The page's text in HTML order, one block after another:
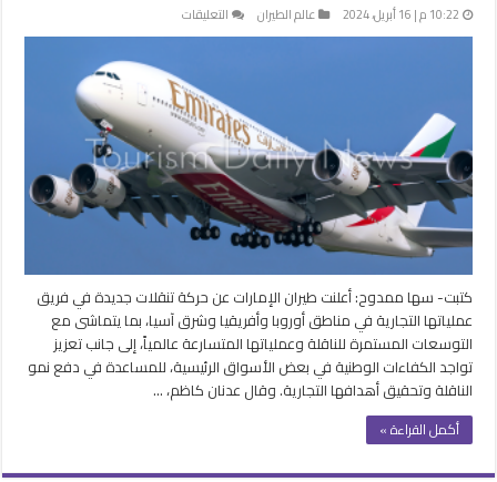
10:22 م | 16 أبريل، 2024 عالم الطيران التعليقات
“طيران
الإمارات”
تعلن
عن
تنقلات
جديدة
في
فريق
العمليات
التجارية
كتبت- سها ممدوح: أعلنت طيران الإمارات عن حركة تنقلات جديدة في فريق
عملياتها التجارية في مناطق أوروبا وأفريقيا وشرق آسيا، بما يتماشى مع
التوسعات المستمرة للناقلة وعملياتها المتسارعة عالمياً، إلى جانب تعزيز
تواجد الكفاءات الوطنية في بعض الأسواق الرئيسية، للمساعدة في دفع نمو
الناقلة وتحقيق أهدافها التجارية. وقال عدنان كاظم، …
أكمل القراءة »